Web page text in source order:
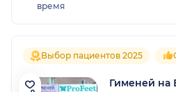
время
Выбор пациентов 2025
Гименей на